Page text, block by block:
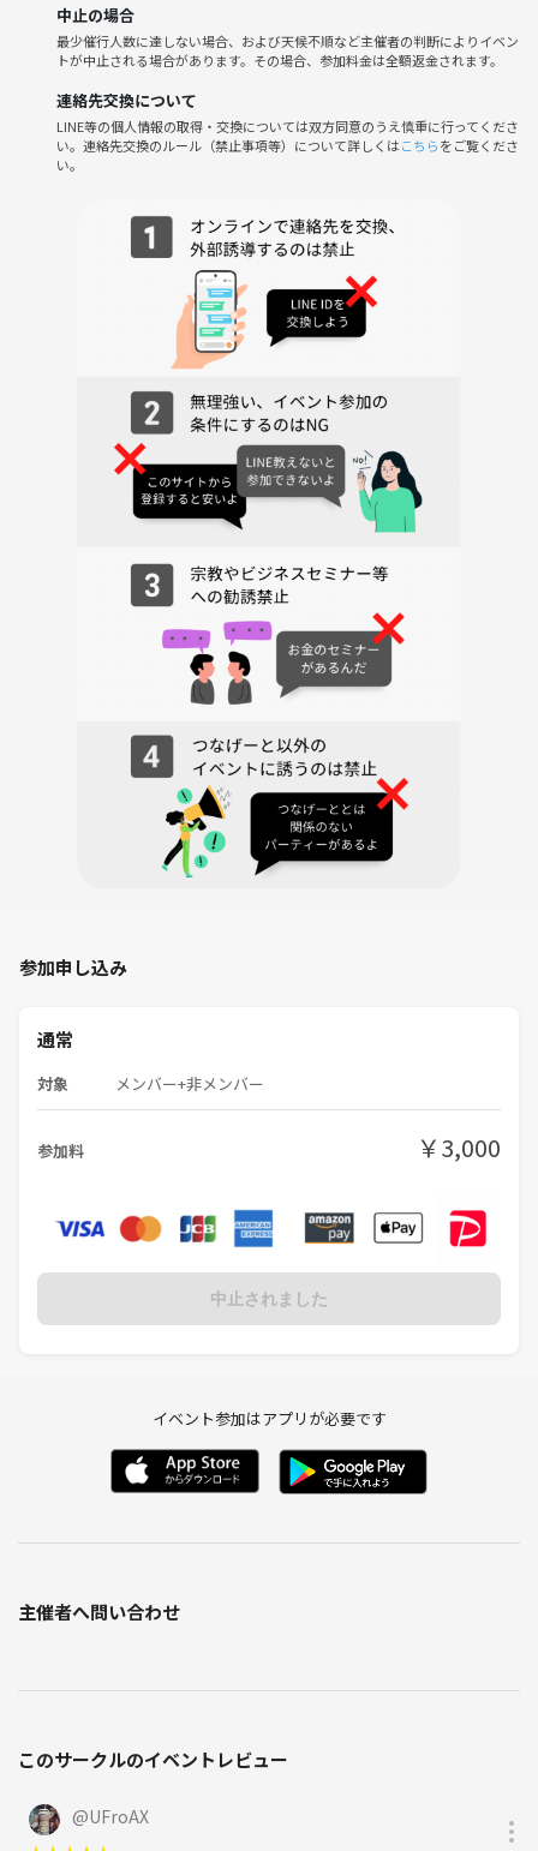
①Warm Up
呼吸を感じながら、やさしく体をほぐしていくウォームアップ。 1日頑
張った体を無理なくほぐし、自然の中で動く準備をしていきます。
②Nature Bliss Flow
月の光、風、空気を感じながら、呼吸とともに流れるように動くフロー
ヨガ。 胸をひらき、背骨をしなやかに動かし、心と体を心地よく解放
③Sky Relax Savasana
空の下で、風や自然の音に包まれながら深いリラックスへ。 呼吸とと
もに感覚を内側へ戻し、心身を静かに整えていきます。
［こんな方におすすめ］
・仕事終わりにリラックスしたい
・1日の疲れや思考を手放したい
・夜の時間をゆったり過ごしたい
・自然の中で静かに整いたい
・ぐっすり眠れる状態で1日を終えたい
・心と体の緊張がゆるむ ・呼吸が深くなる ・思考が静まり、心に余白
・自然の中で整う感覚
・安心して眠りやすくなる
19:35 実施場所に移動。
※ヨガができる服装にお着替えした状態でお集まりください。
・ヨガマット
・飲み物
■あると便利な物
・サングラス、帽子
■開催可否
都内ヨガコミュニティsunlala サンララ 代表。
元アイドル、元客室乗務員、異色の経歴を持つヨガインストラクター。
う！
中止の場合
最少催行人数に達しない場合、および天候不順など主催者の判断によりイベン
トが中止される場合があります。その場合、参加料金は全額返金されます。
連絡先交換について
LINE等の個人情報の取得・交換については双方同意のうえ慎重に行ってくださ
い。連絡先交換のルール（禁止事項等）について詳しくはこちらをご覧くださ
い。
参加申し込み
通常
対象 メンバー+非メンバー
参加料 ￥3,000
中止されました
イベント参加はアプリが必要です
主催者へ問い合わせ
このサークルのイベントレビュー
@UFroAX